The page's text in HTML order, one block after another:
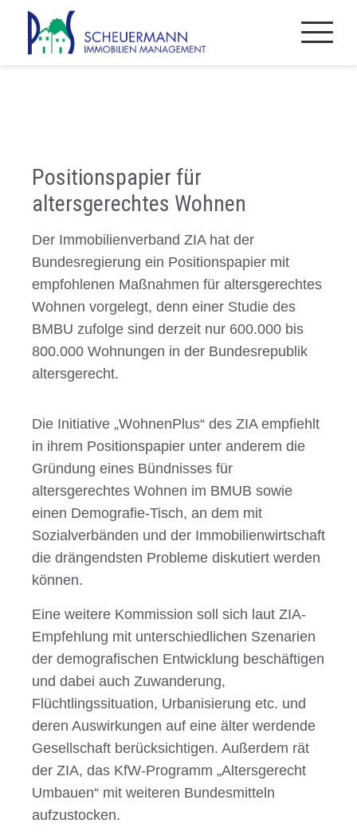
Positionspapier für
altersgerechtes Wohnen
Der Immobilienverband ZIA hat der
Bundesregierung ein Positionspapier mit
empfohlenen Maßnahmen für altersgerechtes
Wohnen vorgelegt, denn einer Studie des
BMBU zufolge sind derzeit nur 600.000 bis
800.000 Wohnungen in der Bundesrepublik
altersgerecht.
Die Initiative „WohnenPlus“ des ZIA empfiehlt
in ihrem Positionspapier unter anderem die
Gründung eines Bündnisses für
altersgerechtes Wohnen im BMUB sowie
einen Demografie-Tisch, an dem mit
Sozialverbänden und der Immobilienwirtschaft
die drängendsten Probleme diskutiert werden
können.
Eine weitere Kommission soll sich laut ZIA-
Empfehlung mit unterschiedlichen Szenarien
der demografischen Entwicklung beschäftigen
und dabei auch Zuwanderung,
Flüchtlingssituation, Urbanisierung etc. und
deren Auswirkungen auf eine älter werdende
Gesellschaft berücksichtigen. Außerdem rät
der ZIA, das KfW-Programm „Altersgerecht
Umbauen“ mit weiteren Bundesmitteln
aufzustocken.